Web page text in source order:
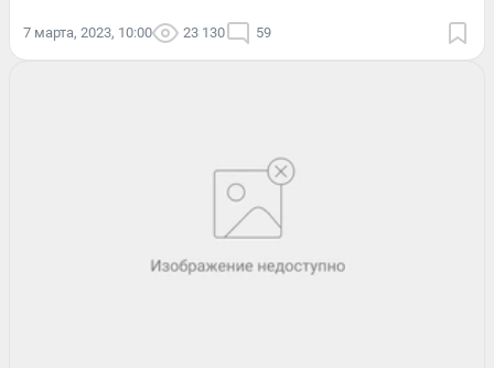
7 марта, 2023, 10:00 23 130 59